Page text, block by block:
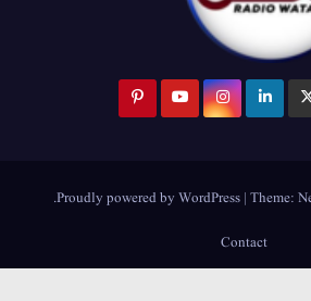
Proudly powered by WordPress |Theme:
.
Contact